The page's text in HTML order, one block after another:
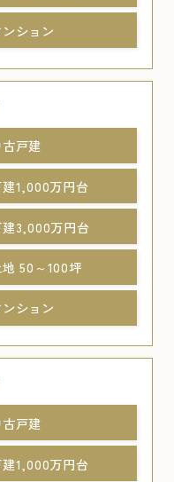
ション
戸建
建1,000万円台
建3,000万円台
地 50～100坪
ション
戸建
建1,000万円台